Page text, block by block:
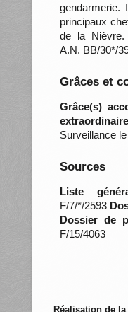
gendarmerie.
principaux
de la Nièvre.
A.N. BB/30*/
Grâces et
Grâce(s)
Surveillance
Sources
Liste
F/7/*/2593
Dossier de
F/15/4063
Réalisation de